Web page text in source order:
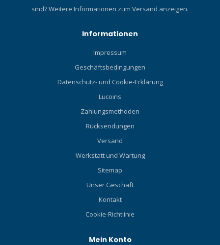
sind?Weitere Informationen zum Versand anzeigen.
Informationen
Impressum
Geschäftsbedingungen
Datenschutz- und Cookie-Erklärung
Lucoins
Zahlungsmethoden
Rücksendungen
Versand
Werkstatt und Wartung
Sitemap
Unser Geschäft
Kontakt
Cookie-Richtlinie
Mein Konto